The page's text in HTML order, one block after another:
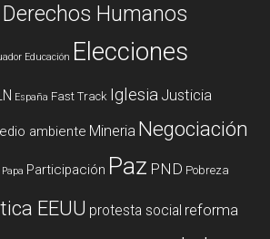
Derechos Humanos
Educación Elecciones
España Fast Track Iglesia Justicia
ambiente Mineria Negociación
Papa Participación Paz PND Pobreza
EEUU protesta social reforma